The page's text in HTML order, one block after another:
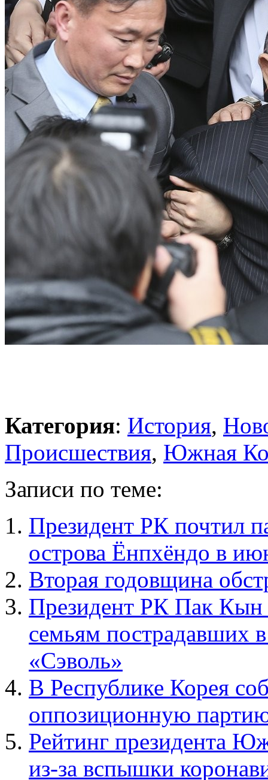
Категория: История,
Происшествия, Южная
Записи по теме:
Президент РК почтил
острова Ёнпхёндо в
Вторая годовщина
Президент РК Пак Кын
семьям пострадавших
«Сэволь»
В Республике Корея
оппозиционную
Рейтинг президента
из-за вспышки